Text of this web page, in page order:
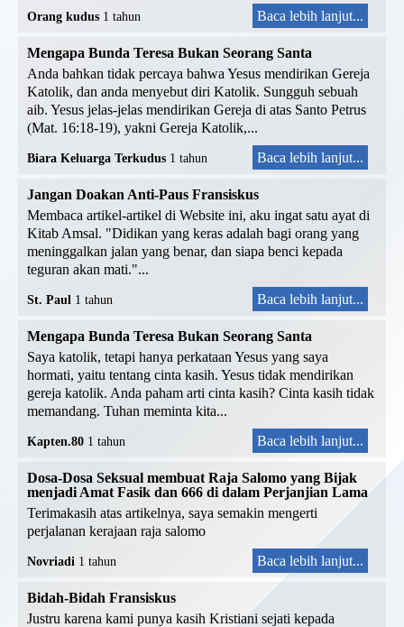
Orang kudus 1 tahun Baca lebih lanjut...
Mengapa Bunda Teresa Bukan Seorang Santa
Anda bahkan tidak percaya bahwa Yesus mendirikan Gereja
Katolik, dan anda menyebut diri Katolik. Sungguh sebuah
aib. Yesus jelas-jelas mendirikan Gereja di atas Santo Petrus
(Mat. 16:18-19), yakni Gereja Katolik,...
Biara Keluarga Terkudus 1 tahun Baca lebih lanjut...
Jangan Doakan Anti-Paus Fransiskus
Membaca artikel-artikel di Website ini, aku ingat satu ayat di
Kitab Amsal. "Didikan yang keras adalah bagi orang yang
meninggalkan jalan yang benar, dan siapa benci kepada
teguran akan mati."...
St. Paul 1 tahun Baca lebih lanjut...
Mengapa Bunda Teresa Bukan Seorang Santa
Saya katolik, tetapi hanya perkataan Yesus yang saya
hormati, yaitu tentang cinta kasih. Yesus tidak mendirikan
gereja katolik. Anda paham arti cinta kasih? Cinta kasih tidak
memandang. Tuhan meminta kita...
Kapten.80 1 tahun Baca lebih lanjut...
Dosa-Dosa Seksual membuat Raja Salomo yang Bijak
menjadi Amat Fasik dan 666 di dalam Perjanjian Lama
Terimakasih atas artikelnya, saya semakin mengerti
perjalanan kerajaan raja salomo
Novriadi 1 tahun Baca lebih lanjut...
Bidah-Bidah Fransiskus
Justru karena kami punya kasih Kristiani sejati kepada